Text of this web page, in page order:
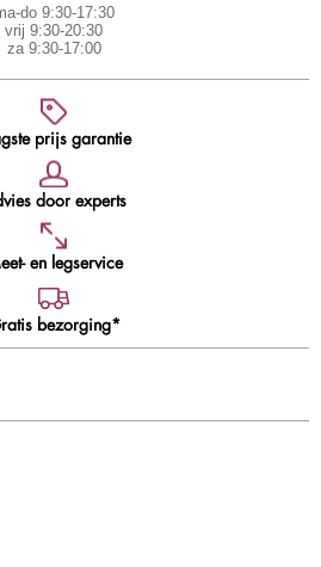
do 9:30-17:30
vrij 9:30-20:30
za 9:30-17:00
prijs garantie
door experts
en legservice
bezorging*